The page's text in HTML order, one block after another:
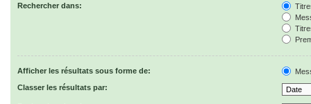
Rechercher dans:
Afficher les résultats sous forme de:
Classer les résultats par: